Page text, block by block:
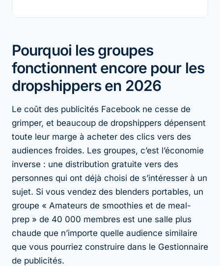
Pourquoi les groupes
fonctionnent encore pour les
dropshippers en 2026
Le coût des publicités Facebook ne cesse de
grimper, et beaucoup de dropshippers dépensent
toute leur marge à acheter des clics vers des
audiences froides. Les groupes, c’est l’économie
inverse : une distribution gratuite vers des
personnes qui ont déjà choisi de s’intéresser à un
sujet. Si vous vendez des blenders portables, un
groupe « Amateurs de smoothies et de meal-
prep » de 40 000 membres est une salle plus
chaude que n’importe quelle audience similaire
que vous pourriez construire dans le Gestionnaire
de publicités.